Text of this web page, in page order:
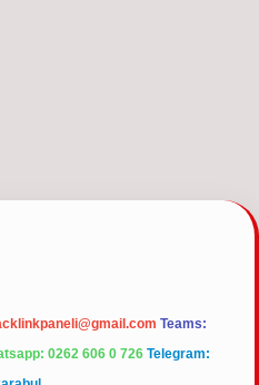
Teams:
0262 606 0 726 Telegram: